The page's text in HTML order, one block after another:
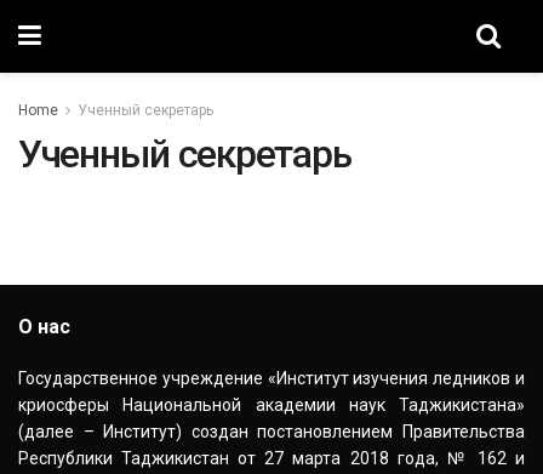
Home Ученный секретарь
Ученный секретарь
О нас
Государственное учреждение «Институт изучения ледников и
криосферы Национальной академии наук Таджикистана»
(далее – Институт) создан постановлением Правительства
Республики Таджикистан от 27 марта 2018 года, № 162 и